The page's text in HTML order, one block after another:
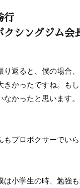
行
クシングジム会
り返ると、僕の場合
きかったですね。も
なかったと思います。
もプロボクサーでいら
は小学生の時、勉強